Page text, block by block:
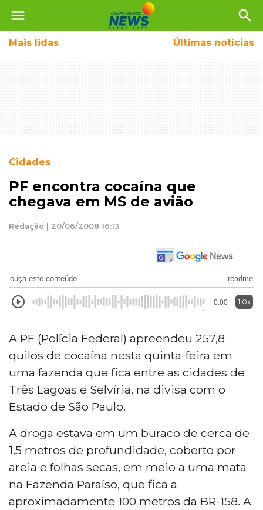
menu search
Mais lidas Últimas notícias
Cidades
PF encontra cocaína que
chegava em MS de avião
Redação | 20/06/2008 16:13
ouça este conteúdo readme
0:00 1.0x
A PF (Polícia Federal) apreendeu 257,8
quilos de cocaína nesta quinta-feira em
uma fazenda que fica entre as cidades de
Três Lagoas e Selvíria, na divisa com o
Estado de São Paulo.
A droga estava em um buraco de cerca de
1,5 metros de profundidade, coberto por
areia e folhas secas, em meio a uma mata
na Fazenda Paraíso, que fica a
aproximadamente 100 metros da BR-158. A